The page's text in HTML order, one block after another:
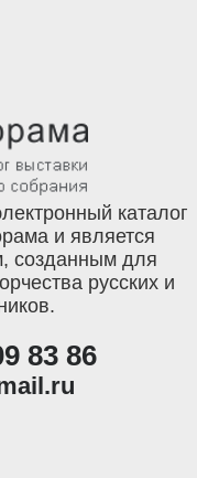
каталог
и является
созданным для
русских и
83 86